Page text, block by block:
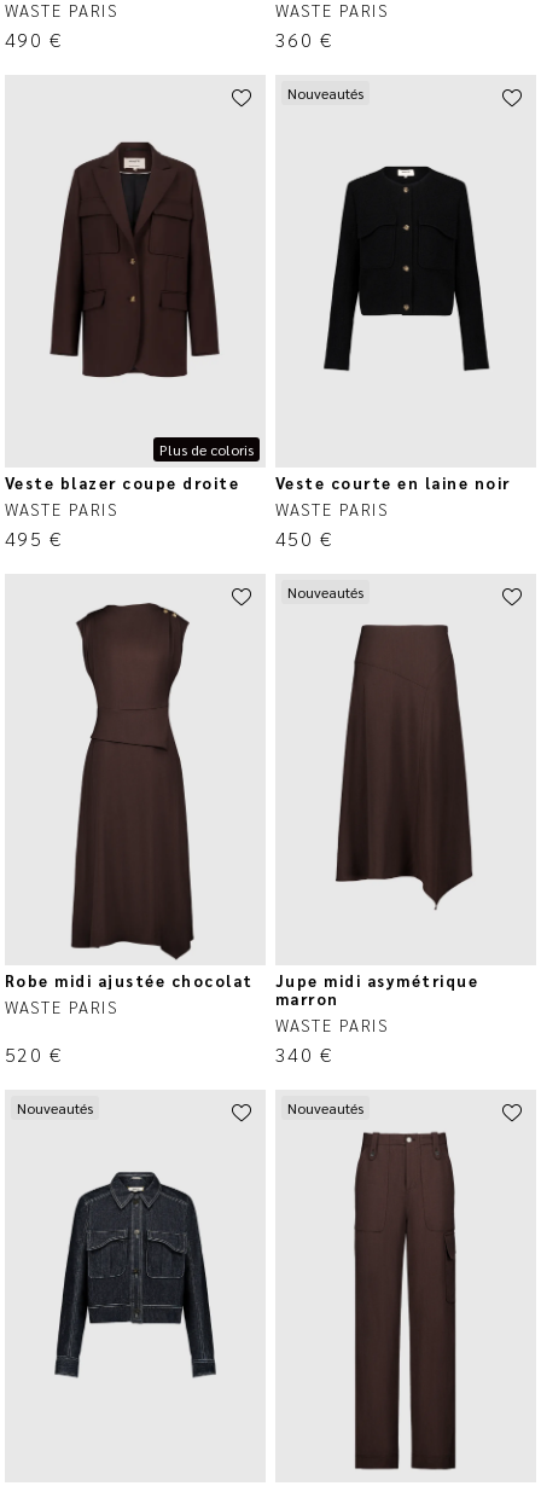
WASTE PARIS
490 €
WASTE PARIS
360 €
Plus de coloris
Veste blazer coupe droite
WASTE PARIS
495 €
Nouveautés
Veste courte en laine noir
WASTE PARIS
450 €
Robe midi ajustée chocolat
WASTE PARIS
520 €
Nouveautés
Jupe midi asymétrique
marron
WASTE PARIS
340 €
Nouveautés Nouveautés